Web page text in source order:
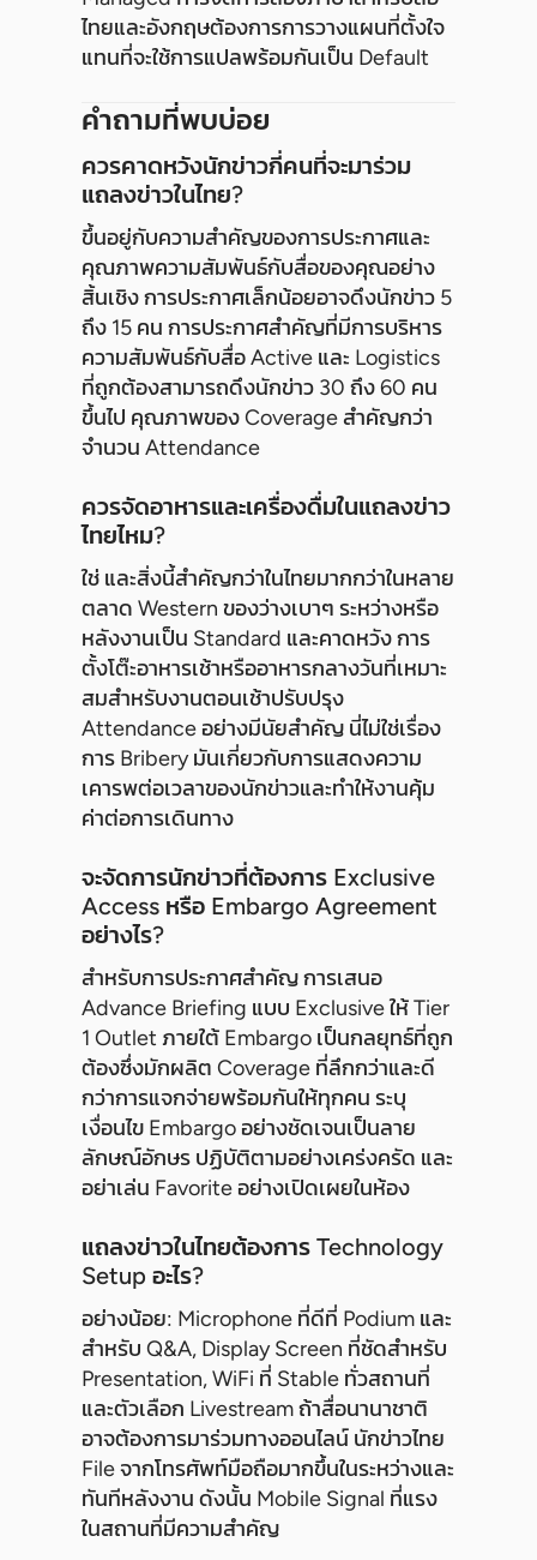
ไทยและอังกฤษต้องการการวางแผนที่ตั้งใจ
แทนที่จะใช้การแปลพร้อมกันเป็น Default
คำถามที่พบบ่อย
ควรคาดหวังนักข่าวกี่คนที่จะมาร่วม
แถลงข่าวในไทย?
ขึ้นอยู่กับความสำคัญของการประกาศและ
คุณภาพความสัมพันธ์กับสื่อของคุณอย่าง
สิ้นเชิง การประกาศเล็กน้อยอาจดึงนักข่าว 5
ถึง 15 คน การประกาศสำคัญที่มีการบริหาร
ความสัมพันธ์กับสื่อ Active และ Logistics
ที่ถูกต้องสามารถดึงนักข่าว 30 ถึง 60 คน
ขึ้นไป คุณภาพของ Coverage สำคัญกว่า
จำนวน Attendance
ควรจัดอาหารและเครื่องดื่มในแถลงข่าว
ไทยไหม?
ใช่ และสิ่งนี้สำคัญกว่าในไทยมากกว่าในหลาย
ตลาด Western ของว่างเบาๆ ระหว่างหรือ
หลังงานเป็น Standard และคาดหวัง การ
ตั้งโต๊ะอาหารเช้าหรืออาหารกลางวันที่เหมาะ
สมสำหรับงานตอนเช้าปรับปรุง
Attendance อย่างมีนัยสำคัญ นี่ไม่ใช่เรื่อง
การ Bribery มันเกี่ยวกับการแสดงความ
เคารพต่อเวลาของนักข่าวและทำให้งานคุ้ม
ค่าต่อการเดินทาง
จะจัดการนักข่าวที่ต้องการ Exclusive
Access หรือ Embargo Agreement
อย่างไร?
สำหรับการประกาศสำคัญ การเสนอ
Advance Briefing แบบ Exclusive ให้ Tier
1 Outlet ภายใต้ Embargo เป็นกลยุทธ์ที่ถูก
ต้องซึ่งมักผลิต Coverage ที่ลึกกว่าและดี
กว่าการแจกจ่ายพร้อมกันให้ทุกคน ระบุ
เงื่อนไข Embargo อย่างชัดเจนเป็นลาย
ลักษณ์อักษร ปฏิบัติตามอย่างเคร่งครัด และ
อย่าเล่น Favorite อย่างเปิดเผยในห้อง
แถลงข่าวในไทยต้องการ Technology
Setup อะไร?
อย่างน้อย: Microphone ที่ดีที่ Podium และ
สำหรับ Q&A, Display Screen ที่ชัดสำหรับ
Presentation, WiFi ที่ Stable ทั่วสถานที่
และตัวเลือก Livestream ถ้าสื่อนานาชาติ
อาจต้องการมาร่วมทางออนไลน์ นักข่าวไทย
File จากโทรศัพท์มือถือมากขึ้นในระหว่างและ
ทันทีหลังงาน ดังนั้น Mobile Signal ที่แรง
ในสถานที่มีความสำคัญ